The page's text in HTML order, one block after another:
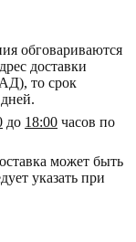
обговариваются
доставки
то срок
до 18:00 часов по
может быть
указать при